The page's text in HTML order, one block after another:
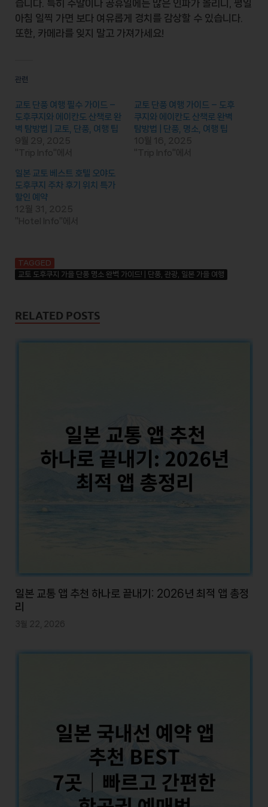
습니다. 특히 주말이나 공휴일에는 많은 인파가 몰리니, 평일
아침 일찍 가면 보다 여유롭게 경치를 감상할 수 있습니다.
또한, 카메라를 잊지 말고 가져가세요!
관련
교토 단풍 여행 필수 가이드 –
도후쿠지와 에이칸도 산책로 완
벽 탐방법 | 교토, 단풍, 여행 팁
교토 단풍 여행 가이드 – 도후
쿠지와 에이칸도 산책로 완벽
탐방법 | 단풍, 명소, 여행 팁
일본 교토 베스트 호텔 오야도
도후쿠지 주차 후기 위치 특가
할인 예약
TAGGED
교토 도후쿠지 가을 단풍 명소 완벽 가이드! | 단풍, 관광, 일본 가을 여행
RELATED POSTS
일본 교통 앱 추천 하나로 끝내기: 2026년 최적 앱 총정
리
3월 22, 2026